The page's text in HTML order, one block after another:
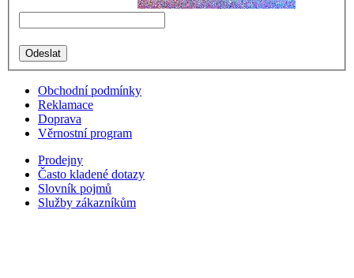
Obchodní podmínky
Reklamace
Doprava
Věrnostní program
Prodejny
Často kladené dotazy
Slovník pojmů
Služby zákazníkům